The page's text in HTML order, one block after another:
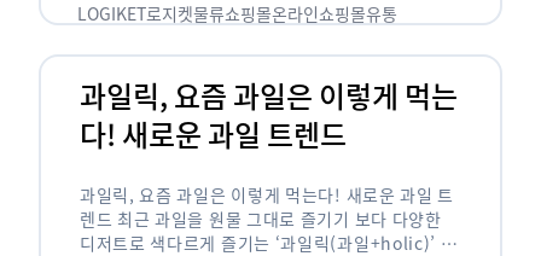
LOGIKET로지켓물류쇼핑몰온라인쇼핑몰유통
과일릭, 요즘 과일은 이렇게 먹는
다! 새로운 과일 트렌드
과일릭, 요즘 과일은 이렇게 먹는다! 새로운 과일 트
렌드 최근 과일을 원물 그대로 즐기기 보다 다양한
디저트로 색다르게 즐기는 ‘과일릭(과일+holic)’ 트